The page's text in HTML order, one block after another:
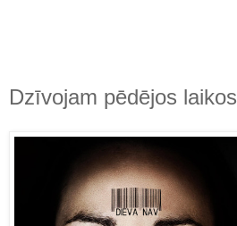
Dzīvojam pēdējos laikos